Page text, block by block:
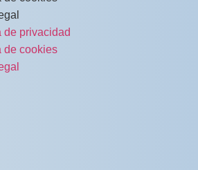
de privacidad
de cookies